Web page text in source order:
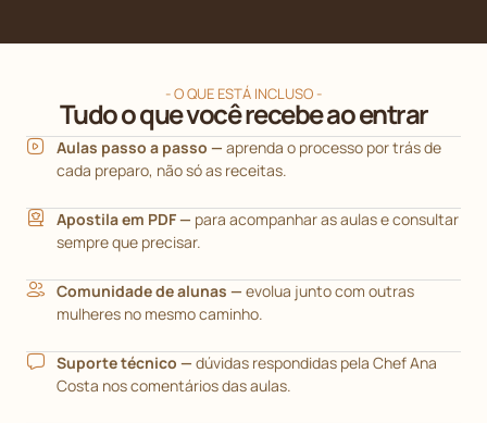
- O QUE ESTÁ INCLUSO -
Tudo o que você recebe ao entrar
Aulas passo a passo — aprenda o processo por trás de
cada preparo, não só as receitas.
Apostila em PDF — para acompanhar as aulas e consultar
sempre que precisar.
Comunidade de alunas — evolua junto com outras
mulheres no mesmo caminho.
Suporte técnico — dúvidas respondidas pela Chef Ana
Costa nos comentários das aulas.